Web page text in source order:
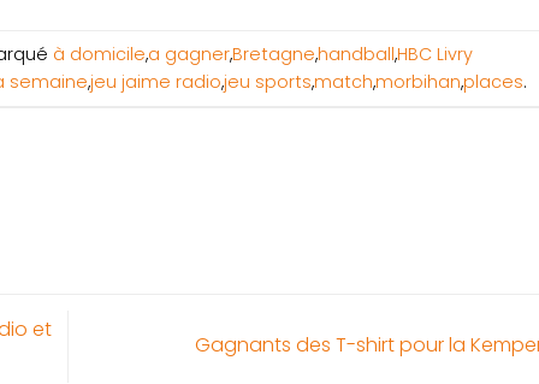
à domicile,a gagner,Bretagne,handball,HBC Livry
semaine,jeu jaime radio,jeu sports,match,morbihan,places.
et
Gagnants des T-shirt pour la